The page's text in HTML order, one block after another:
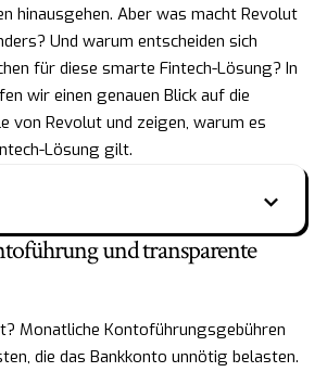
hinausgehen. Aber was macht Revolut
Und warum entscheiden sich
für diese smarte Fintech-Lösung? In
wir einen genauen Blick auf die
von Revolut und zeigen, warum es
Lösung gilt.
und transparente
Monatliche Kontoführungsgebühren
die das Bankkonto unnötig belasten.